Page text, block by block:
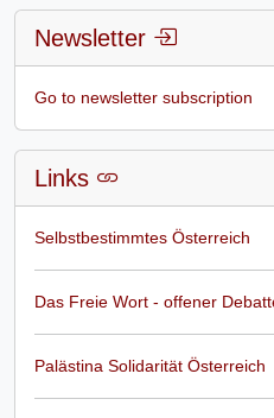
Newsletter
Go to newsletter subscription
Links
Selbstbestimmtes Österreich
Das Freie Wort - offener
Palästina Solidarität Österreich